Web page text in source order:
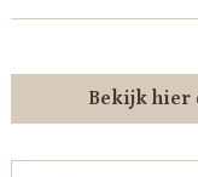
Bekijk hier